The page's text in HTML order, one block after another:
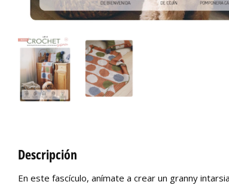
Descripción
En este fascículo, anímate a crear un granny